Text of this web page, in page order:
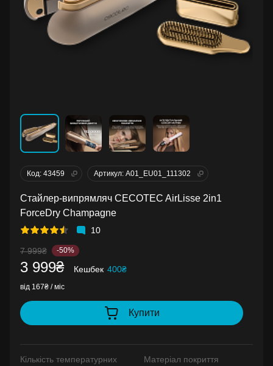
Код: 43459 Артикул: A01_EU01_111302
Стайлер-випрямляч CECOTEC AirLisse 2in1
ForceDry Champagne
10
7 999₴ -50%
3 999₴ Кешбек 400₴
від 167₴ / міс
Купити
Кількість температурних
Матеріал покриття